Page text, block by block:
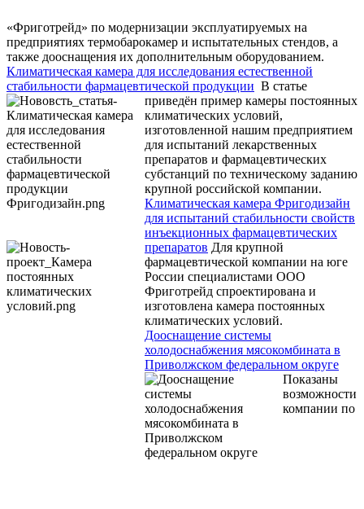
«Фриготрейд» по модернизации эксплуатируемых на
предприятиях термобарокамер и испытательных стендов, а
также дооснащения их дополнительным оборудованием.
Климатическая камера для исследования естественной
стабильности фармацевтической продукции В статье
приведён пример камеры постоянных
климатических условий,
изготовленной нашим предприятием
для испытаний лекарственных
препаратов и фармацевтических
субстанций по техническому заданию
крупной российской компании.
Климатическая камера Фригодизайн
для испытаний стабильности свойств
инъекционных фармацевтических
препаратов Для крупной
фармацевтической компании на юге
России специалистами ООО
Фриготрейд спроектирована и
изготовлена камера постоянных
климатических условий.
Дооснащение системы
холодоснабжения мясокомбината в
Приволжском федеральном округе
Показаны
возможности
компании по